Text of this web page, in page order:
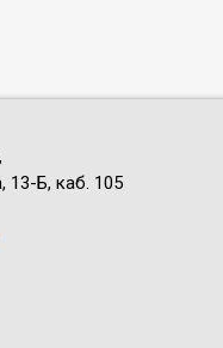
13-Б, каб. 105